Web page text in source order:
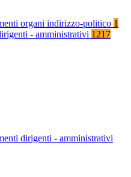
organi indirizzo-politico 1
- amministrativi 1217
dirigenti - amministrativi